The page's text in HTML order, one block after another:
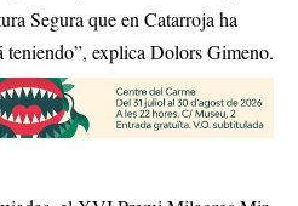
Segura que en Catarroja ha
teniendo”, explica Dolors Gimeno.